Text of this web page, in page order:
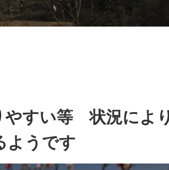
やすい等 状況によ
うです